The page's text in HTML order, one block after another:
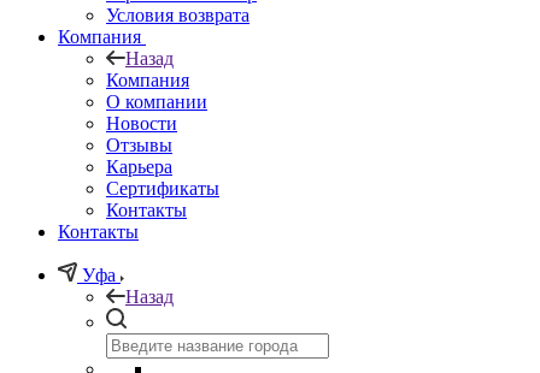
Условия возврата
Компания
Назад
Компания
О компании
Новости
Отзывы
Карьера
Сертификаты
Контакты
Контакты
Уфа
Назад